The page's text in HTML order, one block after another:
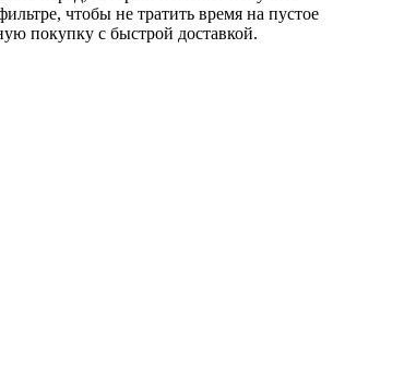
чтобы не тратить время на пустое
покупку с быстрой доставкой.